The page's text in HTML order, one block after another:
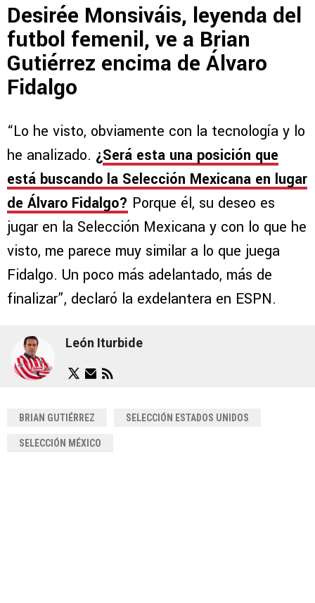
Desirée Monsiváis, leyenda del
futbol femenil, ve a Brian
Gutiérrez encima de Álvaro
Fidalgo
“Lo he visto, obviamente con la tecnología y lo
he analizado. ¿Será esta una posición que
está buscando la Selección Mexicana en lugar
de Álvaro Fidalgo? Porque él, su deseo es
jugar en la Selección Mexicana y con lo que he
visto, me parece muy similar a lo que juega
Fidalgo. Un poco más adelantado, más de
finalizar”, declaró la exdelantera en ESPN.
León Iturbide
BRIAN GUTIÉRREZ SELECCIÓN ESTADOS UNIDOS
SELECCIÓN MÉXICO